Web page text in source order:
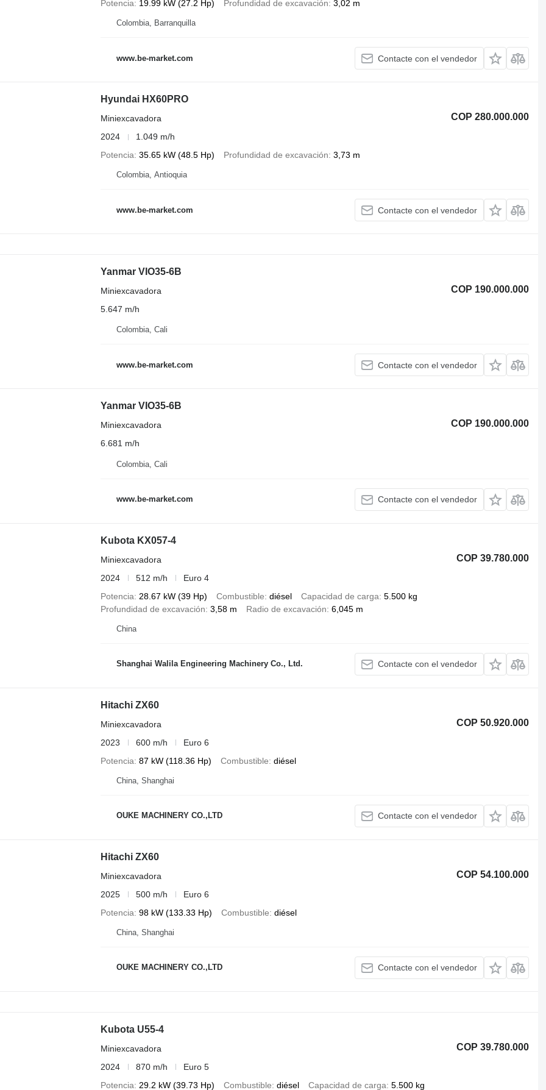
Potencia
19.99 kW (27.2 Hp) Profundidad de excavación 3,02 m
Colombia, Barranquilla
www.be-market.com Contacte con el vendedor
Hyundai HX60PRO
COP 280.000.000
Miniexcavadora
2024
1.049 m/h
Potencia 35.65 kW (48.5 Hp) Profundidad de excavación 3,73 m
Colombia, Antioquia
www.be-market.com Contacte con el vendedor
Yanmar VIO35-6B
COP 190.000.000
Miniexcavadora
5.647 m/h
Colombia, Cali
www.be-market.com Contacte con el vendedor
Yanmar VIO35-6B
COP 190.000.000
Miniexcavadora
6.681 m/h
Colombia, Cali
www.be-market.com Contacte con el vendedor
Kubota KX057-4
COP 39.780.000
Miniexcavadora
2024
512 m/h
Euro 4
Potencia
28.67 kW (39 Hp) Combustible diésel Capacidad de carga 5.500 kg
Profundidad de excavación 3,58 m Radio de excavación 6,045 m
China
Shanghai Walila Engineering Machinery Co., Ltd. Contacte con el vendedor
Hitachi ZX60
COP 50.920.000
Miniexcavadora
2023
600 m/h
Euro 6
Potencia 87 kW (118.36 Hp) Combustible diésel
China, Shanghai
OUKE MACHINERY CO.,LTD Contacte con el vendedor
Hitachi ZX60
COP 54.100.000
Miniexcavadora
2025
500 m/h
Euro 6
Potencia 98 kW (133.33 Hp) Combustible diésel
China, Shanghai
OUKE MACHINERY CO.,LTD Contacte con el vendedor
Kubota U55-4
COP 39.780.000
Miniexcavadora
2024
870 m/h
Euro 5
Potencia
29.2 kW (39.73 Hp) Combustible diésel Capacidad de carga 5.500 kg